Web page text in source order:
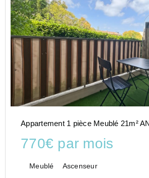
Appartement 1 pièce Meublé 21m²
770€ par mois
Meublé Ascenseur